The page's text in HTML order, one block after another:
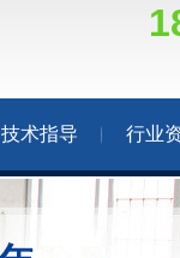
技术指导 行业